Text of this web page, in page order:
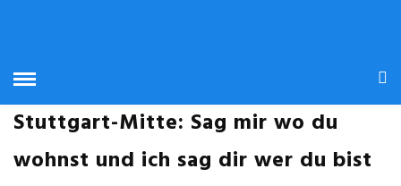
Eine Gebrauchsanweisung für
Stuttgart-Mitte: Sag mir wo du
wohnst und ich sag dir wer du bist